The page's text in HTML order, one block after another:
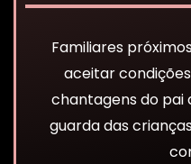
Familiares
aceitar
chantagens do pai
guarda das